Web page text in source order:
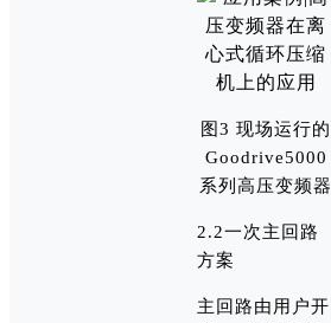
图3 现场运行的
Goodrive5000
系列高压变频器
2.2一次主回路
方案
主回路由用户开